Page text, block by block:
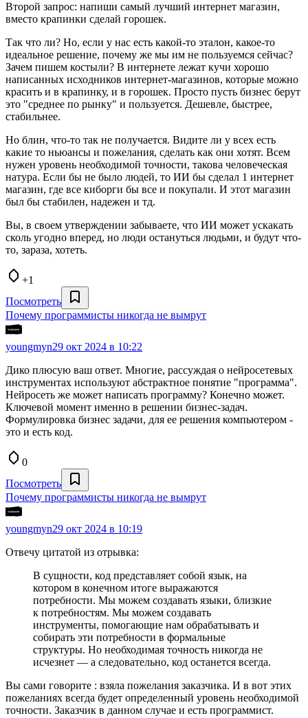
Второй запрос: напиши самый лучший интернет магазин,
вместо крапинки сделай горошек.
Так что ли? Но, если у нас есть какой-то эталон, какое-то
идеальное решение, почему же мы им не пользуемся сейчас?
Зачем пишем костыли? В интернете лежат кучи хорошо
написанных исходников интернет-магазинов, которые можно
красить и в крапинку, и в горошек. Просто пусть бизнес берут
это "среднее по рынку" и пользуется. Дешевле, быстрее,
стабильнее.
Но блин, что-то так не получается. Видите ли у всех есть
какие то ньюансы и пожелания, сделать как они хотят. Всем
нужен уровень необходимой точности, такова человеческая
натура. Если бы не было людей, то ИИ бы сделал 1 интернет
магазин, где все киборги бы все и покупали. И этот магазин
был бы стабилен, надежен и тд.
Вы, в своем утверждении забываете, что ИИ может ускакать
сколь угодно вперед, но люди остануться людьми, и будут что-
то, зараза, хотеть.
+1
Посмотреть
Почему программисты никогда не вымрут
youngmyn29 окт 2024 в 10:22
Дико плюсую ваш ответ. Многие, рассуждая о нейросетевых
инструментах используют абстрактное понятие "программа".
Нейросеть же может написать программу? Конечно может.
Ключевой момент именно в решении бизнес-задач.
Формулировка бизнес задачи, для ее решения компьютером -
это и есть код.
0
Посмотреть
Почему программисты никогда не вымрут
youngmyn29 окт 2024 в 10:19
Отвечу цитатой из отрывка:
В сущности, код представляет собой язык, на
котором в конечном итоге выражаются
потребности. Мы можем создавать языки, близкие
к потребностям. Мы можем создавать
инструменты, помогающие нам обрабатывать и
собирать эти потребности в формальные
структуры. Но необходимая точность никогда не
исчезнет — а следовательно, код останется всегда.
Вы сами говорите : взяла пожелания заказчика. И в вот этих
пожеланиях всегда будет определенный уровень необходимой
точности. Заказчик в данном случае и есть программист.